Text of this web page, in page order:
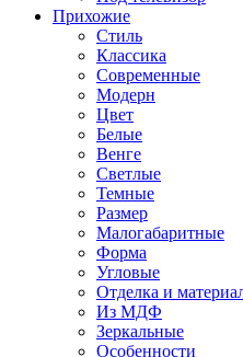
Прихожие
Стиль
Классика
Современные
Модерн
Цвет
Белые
Венге
Светлые
Темные
Размер
Малогабаритные
Форма
Угловые
Отделка и
Из МДФ
Зеркальные
Особенности